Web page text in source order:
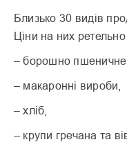
Близько 30 видів
Ціни на них
– борошно пшеничне,
– макаронні вироби,
– хліб,
– крупи гречана та